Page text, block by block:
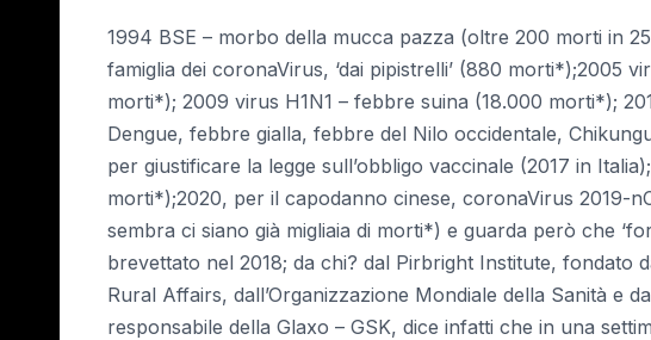
1994 BSE – morbo della mucca pazza (oltre 200 morti in
famiglia dei coronaVirus, ‘dai pipistrelli’ (880 morti*);2005
morti*); 2009 virus H1N1 – febbre suina (18.000 morti*);
Dengue, febbre gialla, febbre del Nilo occidentale,
per giustificare la legge sull’obbligo vaccinale (2017 in Italia);
morti*);2020, per il capodanno cinese, coronaVirus 2019-
sembra ci siano già migliaia di morti*) e guarda però che
brevettato nel 2018; da chi? dal Pirbright Institute, fondato
Rural Affairs, dall’Organizzazione Mondiale della Sanità e
responsabile della Glaxo – GSK, dice infatti che in una